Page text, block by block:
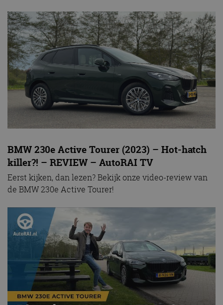
BMW 230e Active Tourer (2023) – Hot-hatch
killer?! – REVIEW – AutoRAI TV
Eerst kijken, dan lezen? Bekijk onze video-review van
de BMW 230e Active Tourer!